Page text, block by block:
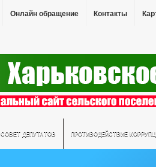
Онлайн обращение Контакты
СОВЕТ ДЕПУТАТОВ ПРОТИВОДЕЙСТВИЕ